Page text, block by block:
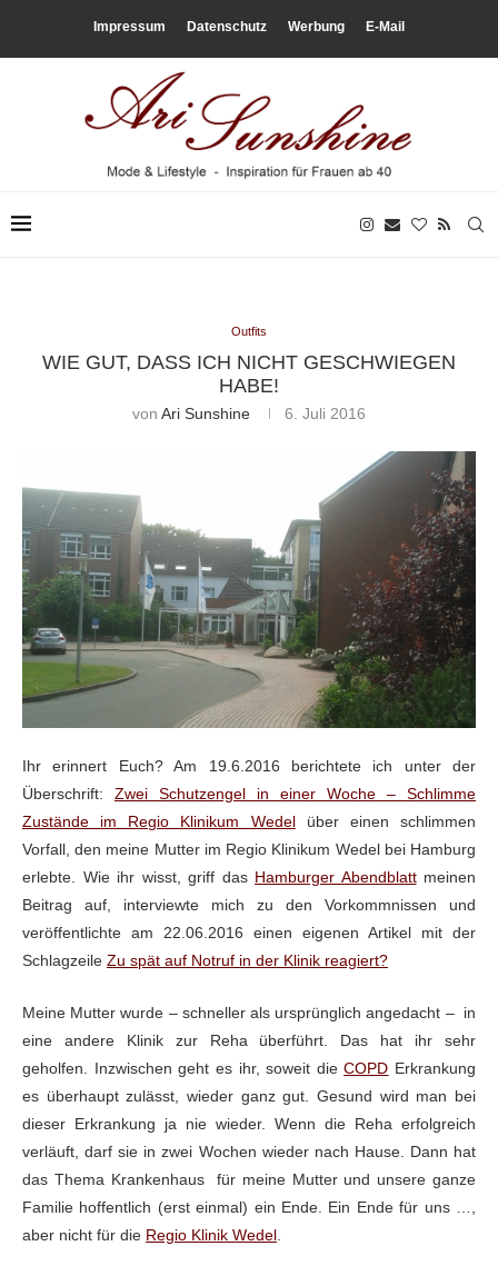
Impressum Datenschutz Werbung E-Mail
Outfits
WIE GUT, DASS ICH NICHT GESCHWIEGEN
HABE!
von Ari Sunshine 6. Juli 2016
Ihr erinnert Euch? Am 19.6.2016 berichtete ich unter der
Überschrift: Zwei Schutzengel in einer Woche – Schlimme
Zustände im Regio Klinikum Wedelüber einen schlimmen
Vorfall, den meine Mutter im Regio Klinikum Wedel bei Hamburg
erlebte. Wie ihr wisst, griff das Hamburger Abendblattmeinen
Beitrag auf, interviewte mich zu den Vorkommnissen und
veröffentlichte am 22.06.2016 einen eigenen Artikel mit der
Schlagzeile Zu spät auf Notruf in der Klinik reagiert?
Meine Mutter wurde – schneller als ursprünglich angedacht – in
eine andere Klinik zur Reha überführt. Das hat ihr sehr
geholfen. Inzwischen geht es ihr, soweit dieCOPD Erkrankung
es überhaupt zulässt, wieder ganz gut. Gesund wird man bei
dieser Erkrankung ja nie wieder. Wenn die Reha erfolgreich
verläuft, darf sie in zwei Wochen wieder nach Hause. Dann hat
das Thema Krankenhaus
für meine Mutter und unsere ganze
Familie hoffentlich (erst einmal) ein Ende. Ein Ende für uns …,
aber nicht für die Regio Klinik Wedel.